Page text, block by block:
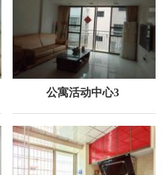
公寓活动中心3